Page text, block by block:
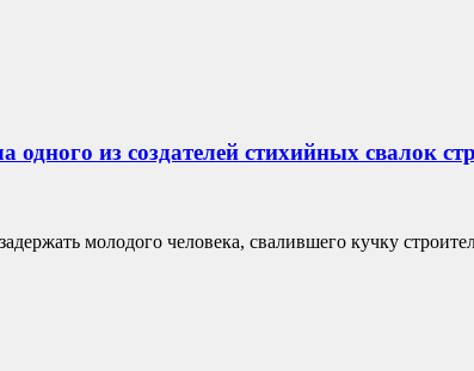
из создателей стихийных свалок
молодого человека, свалившего кучку